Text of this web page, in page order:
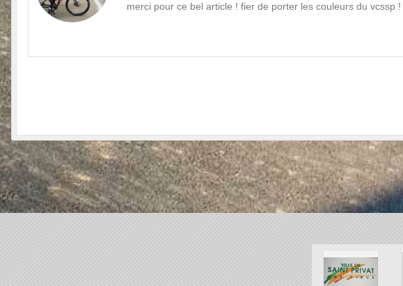
merci pour ce bel article ! fier de porter les couleurs du vcssp !